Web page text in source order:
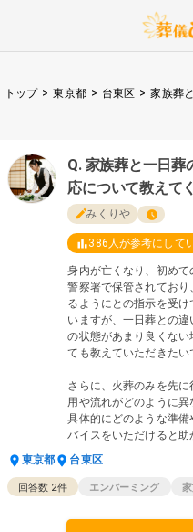
トップ > 東京都 > 台東区 > 家族葬
家族葬と一日葬
応について教えて
みくりや
386 人が参考にして
身内が亡くなり、初め
警察署で保管されてお
るようにとの指示を受
いますが、一日葬との
の状態があまり良くな
ても教えていただきたい
さらに、火葬のみを先
用や流れがどのように異
具体的にどのような準
バイスをいただけると助
東京都
台東区
回答数 2件 エンバーミング